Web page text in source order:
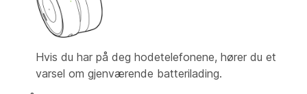
Hvis du har på deg hodetelefonene, hører du et
varsel om gjenværende batterilading.